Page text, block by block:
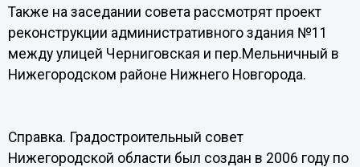
Также на заседании совета рассмотрят проект
реконструкции административного здания №11
между улицей Черниговская и пер.Мельничный в
Нижегородском районе Нижнего Новгорода.
Справка. Градостроительный совет
Нижегородской области был создан в 2006 году по